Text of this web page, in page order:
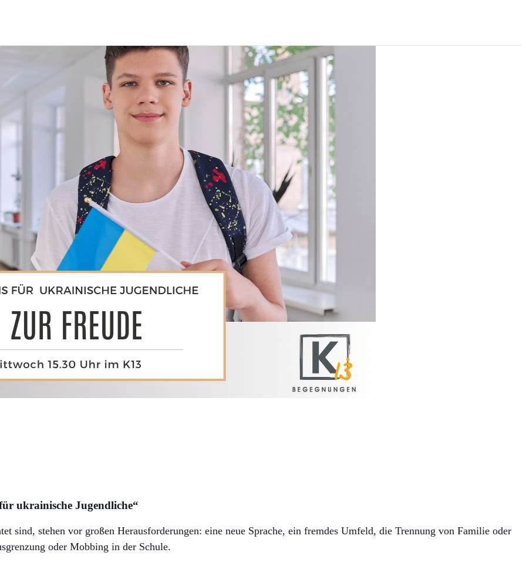
ukrainische Jugendliche“
sind, stehen vor großen Herausforderungen: eine neue Sprache, ein fremdes Umfeld, die Trennung von Familie oder
oder Mobbing in der Schule.